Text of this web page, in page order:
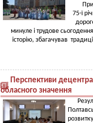
75-ї
минуле і трудове
історію, збагачував
Перспективи
обласного значення